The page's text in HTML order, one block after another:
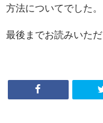
方法についてでした。
最後までお読みいた